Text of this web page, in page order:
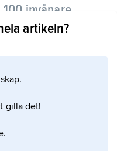
100 invånare
artikeln?
gilla det!